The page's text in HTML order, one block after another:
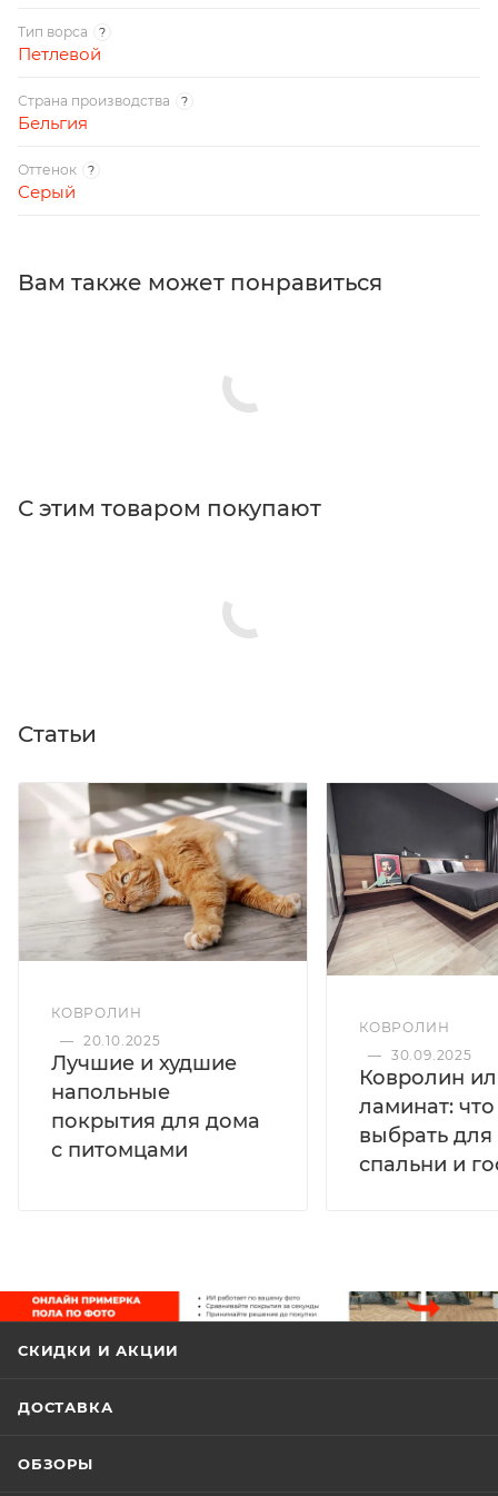
Тип ворса ?
Петлевой
Страна производства ?
Бельгия
Оттенок ?
Серый
Вам также может понравиться
С этим товаром покупают
Статьи
КОВРОЛИН
— 20.10.2025
Лучшие и худшие
напольные
покрытия для дома
с питомцами
КОВРОЛИН
— 30.09.2025
Ковролин
ламинат:
выбрать для
спальни и
СКИДКИ И АКЦИИ
ДОСТАВКА
ОБЗОРЫ